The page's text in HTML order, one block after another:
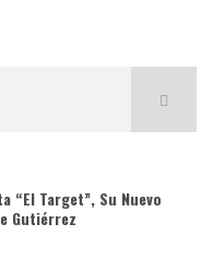
“El Target”, Su Nuevo
Gutiérrez